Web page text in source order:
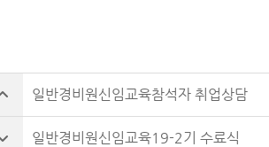
일반경비원신임교육참석자 취업상담
일반경비원신임교육19-2기 수료식